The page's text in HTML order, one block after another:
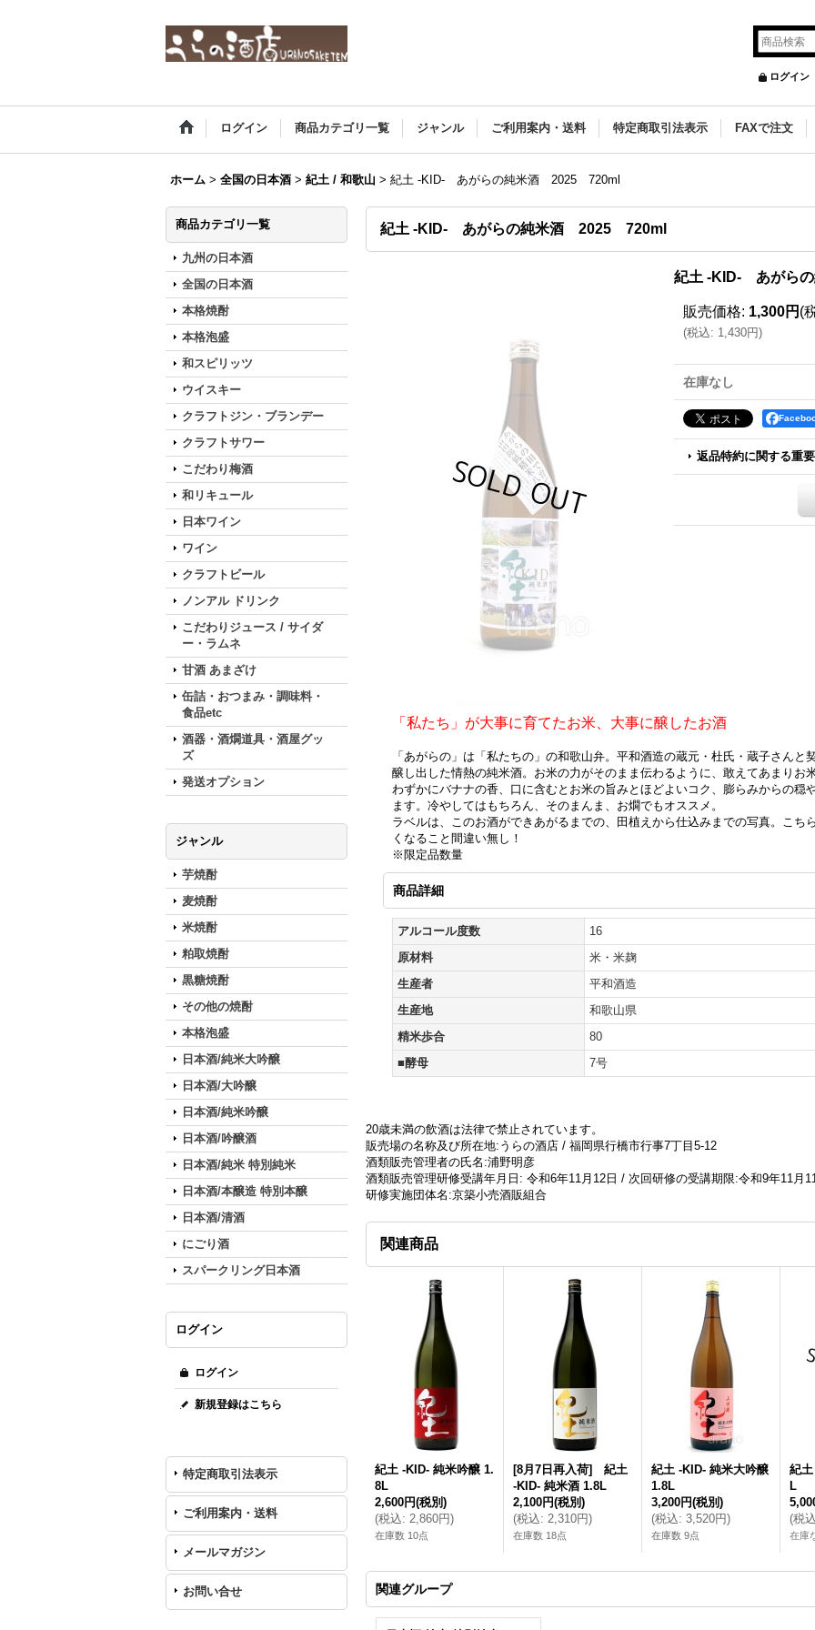
ログイン
ログイン 商品カテゴリ一覧 ジャンル ご利用案内・送料 特定商取引法表示 FAXで注文
ホーム > 全国の日本酒 > 紀土 / 和歌山 > 紀土 -KID- あがらの純米酒 2025 720ml
商品カテゴリ一覧
九州の日本酒
全国の日本酒
本格焼酎
本格泡盛
和スピリッツ
ウイスキー
クラフトジン・ブランデー
クラフトサワー
こだわり梅酒
和リキュール
日本ワイン
ワイン
クラフトビール
ノンアル ドリンク
こだわりジュース / サイダ
ー・ラムネ
甘酒 あまざけ
缶詰・おつまみ・調味料・
食品etc
酒器・酒燗道具・酒屋グッ
ズ
発送オプション
ジャンル
芋焼酎
麦焼酎
米焼酎
粕取焼酎
黒糖焼酎
その他の焼酎
本格泡盛
日本酒/純米大吟醸
日本酒/大吟醸
日本酒/純米吟醸
日本酒/吟醸酒
日本酒/純米 特別純米
日本酒/本醸造 特別本醸
日本酒/清酒
にごり酒
スパークリング日本酒
ログイン
ログイン
新規登録はこちら
特定商取引法表示
ご利用案内・送料
メールマガジン
お問い合せ
紀土 -KID- あがらの純米酒 2025 720ml
紀土 -KID- あがら
販売価格: 1,300円 (
(税込: 1,430円)
在庫なし
返品特約に関する重
「私たち」が大事に育てたお米、大事に醸したお酒
「あがらの」は「私たちの」の和歌山弁。平和酒造の蔵元・杜氏・蔵子さん
醸し出した情熱の純米酒。お米の力がそのまま伝わるように、敢えてあまりお
わずかにバナナの香、口に含むとお米の旨みとほどよいコク、膨らみからの穏
ます。冷やしてはもちろん、そのまんま、お燗でもオススメ。
ラベルは、このお酒ができあがるまでの、田植えから仕込みまでの写真。こち
くなること間違い無し！
※限定品数量
商品詳細
アルコール度数
16
原材料
米・米麹
生産者
平和酒造
生産地
和歌山県
精米歩合
80
■酵母
7号
20歳未満の飲酒は法律で禁止されています。
販売場の名称及び所在地:うらの酒店 / 福岡県行橋市行事7丁目5-12
酒類販売管理者の氏名:浦野明彦
酒類販売管理研修受講年月日: 令和6年11月12日 / 次回研修の受講期限:令和9年11月
研修実施団体名:京築小売酒販組合
関連商品
紀土 -KID- 純米吟醸 1.
8L
2,600円(税別)
(税込: 2,860円)
在庫数 10点
[8月7日再入荷] 紀土
-KID- 純米酒 1.8L
2,100円(税別)
(税込: 2,310円)
在庫数 18点
紀土 -KID- 純米大吟醸
1.8L
3,200円(税別)
(税込: 3,520円)
在庫数 9点
紀
L
(税
在庫
関連グループ